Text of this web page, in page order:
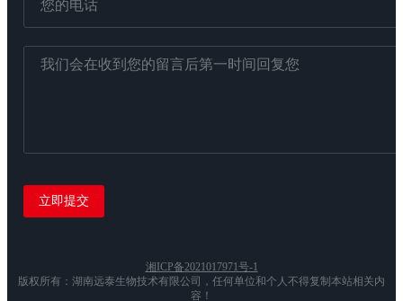
湘ICP备2021017971号-1
版权所有：湖南远泰生物技术有限公司，任何单位和个人不得复制本站相关内
容！